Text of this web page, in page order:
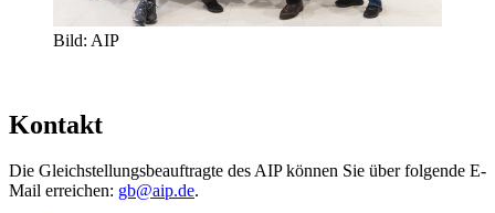
Bild: AIP
Kontakt
Die Gleichstellungsbeauftragte des AIP können Sie über folgende E-
Mail erreichen: gb@aip.de.